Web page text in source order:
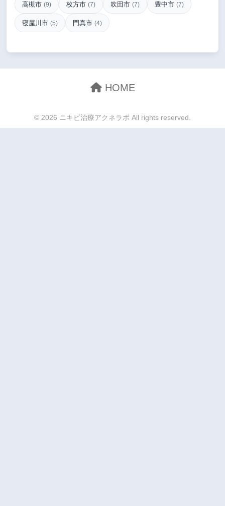
高槻市(9) 枚方市(7) 吹田市(7) 豊中市(7)
寝屋川市(5) 門真市(4)
HOME
© 2026 ニキビ治療アクネラボ All rights reserved.